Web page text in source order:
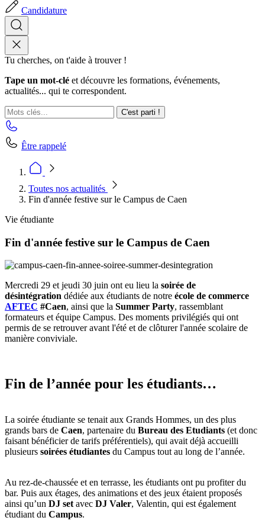
Candidature
Tu cherches, on t'aide à trouver !
Tape un mot-clé et découvre les formations, événements,
actualités... qui te correspondent.
C'est parti !
Être rappelé
Toutes nos actualités
Fin d'année festive sur le Campus de Caen
Vie étudiante
Fin d'année festive sur le Campus de Caen
Mercredi 29 et jeudi 30 juin ont eu lieu la soirée de
désintégration dédiée aux étudiants de notre école de commerce
AFTEC #Caen, ainsi que la Summer Party, rassemblant
formateurs et équipe Campus. Des moments privilégiés qui ont
permis de se retrouver avant l'été et de clôturer l'année scolaire de
manière conviviale.
Fin de l’année pour les étudiants…
La soirée étudiante se tenait aux Grands Hommes, un des plus
grands bars de Caen, partenaire du Bureau des Etudiants (et donc
faisant bénéficier de tarifs préférentiels), qui avait déjà accueilli
plusieurs soirées étudiantes du Campus tout au long de l’année.
Au rez-de-chaussée et en terrasse, les étudiants ont pu profiter du
bar. Puis aux étages, des animations et des jeux étaient proposés
ainsi qu’un DJ set avec DJ Valer, Valentin, qui est également
étudiant du Campus.